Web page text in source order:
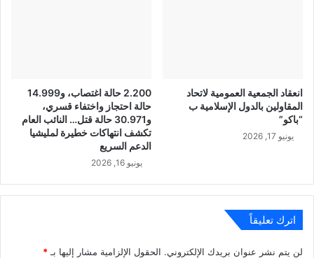
انعقاد الجمعية العمومية لاتحاد
المقاولين بالدول الإسلامية ب
“باكو”
يونيو 17, 2026
2.200 حالة اغتصاب، و14.999
حالة احتجاز واختفاء قسري،
و30.971 حالة قتل… النائب العام
تكشف انتهاكات خطيرة لمليشيا
الدعم السريع
يونيو 16, 2026
اترك تعليقاً
لن يتم نشر عنوان بريدك الإلكتروني. الحقول الإلزامية مشار إليها بـ *